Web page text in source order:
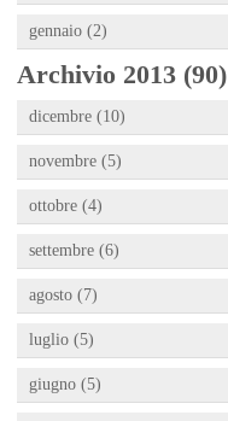
gennaio (2)
Archivio 2013 (90)
dicembre (10)
novembre (5)
ottobre (4)
settembre (6)
agosto (7)
luglio (5)
giugno (5)